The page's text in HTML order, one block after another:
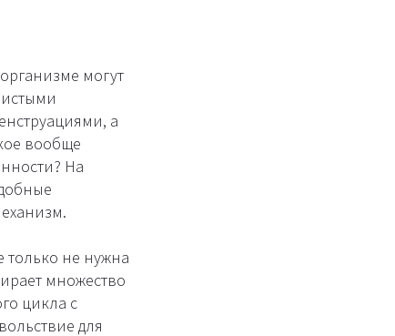
могут
а
вообще
На
только не нужна
множество
цикла с
для